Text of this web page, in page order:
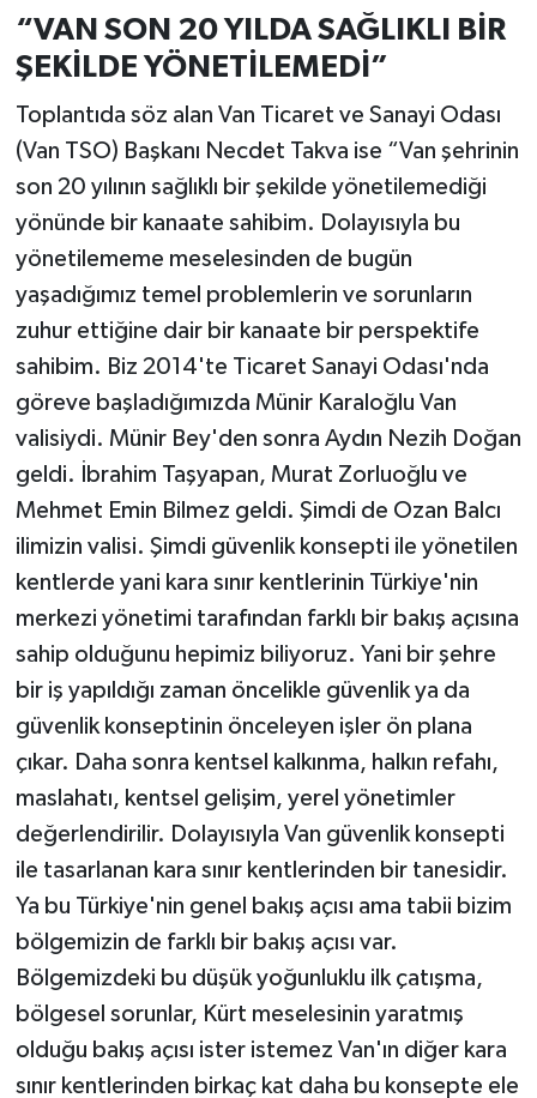
“VAN SON 20 YILDA SAĞLIKLI BİR
ŞEKİLDE YÖNETİLEMEDİ”
Toplantıda söz alan Van Ticaret ve Sanayi Odası
(Van TSO) Başkanı Necdet Takva ise “Van şehrinin
son 20 yılının sağlıklı bir şekilde yönetilemediği
yönünde bir kanaate sahibim. Dolayısıyla bu
yönetilememe meselesinden de bugün
yaşadığımız temel problemlerin ve sorunların
zuhur ettiğine dair bir kanaate bir perspektife
sahibim. Biz 2014'te Ticaret Sanayi Odası'nda
göreve başladığımızda Münir Karaloğlu Van
valisiydi. Münir Bey'den sonra Aydın Nezih Doğan
geldi. İbrahim Taşyapan, Murat Zorluoğlu ve
Mehmet Emin Bilmez geldi. Şimdi de Ozan Balcı
ilimizin valisi. Şimdi güvenlik konsepti ile yönetilen
kentlerde yani kara sınır kentlerinin Türkiye'nin
merkezi yönetimi tarafından farklı bir bakış açısına
sahip olduğunu hepimiz biliyoruz. Yani bir şehre
bir iş yapıldığı zaman öncelikle güvenlik ya da
güvenlik konseptinin önceleyen işler ön plana
çıkar. Daha sonra kentsel kalkınma, halkın refahı,
maslahatı, kentsel gelişim, yerel yönetimler
değerlendirilir. Dolayısıyla Van güvenlik konsepti
ile tasarlanan kara sınır kentlerinden bir tanesidir.
Ya bu Türkiye'nin genel bakış açısı ama tabii bizim
bölgemizin de farklı bir bakış açısı var.
Bölgemizdeki bu düşük yoğunluklu ilk çatışma,
bölgesel sorunlar, Kürt meselesinin yaratmış
olduğu bakış açısı ister istemez Van'ın diğer kara
sınır kentlerinden birkaç kat daha bu konsepte ele